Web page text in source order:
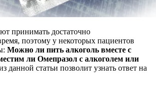
принимать достаточно
поэтому у некоторых пациентов
Можно ли пить алкоголь вместе с
ли Омепразол с алкоголем или
данной статьи позволит узнать ответ на